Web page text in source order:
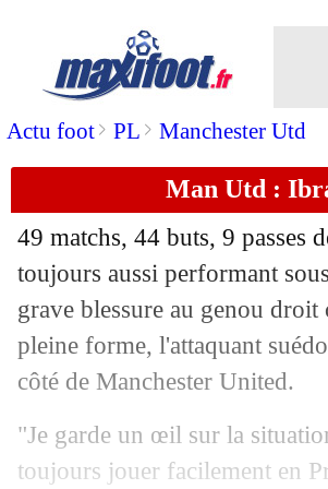
Actu foot> PL > Manchester Utd
Man Utd :
49 matchs, 44 buts, 9 passes
toujours aussi performant
grave blessure au genou
pleine forme, l'attaquant
côté de Manchester United.
"Je garde un œil sur la
toujours jouer facilement en
OM: Payet change
28/08 Inter
28/08 VIDEO: il célèbre,
28/08 Barça : Rakitic aussi
28/08 PSG: Dybala,
28/08 OM: Gustavo, et
28/08 Barça: l'agent de